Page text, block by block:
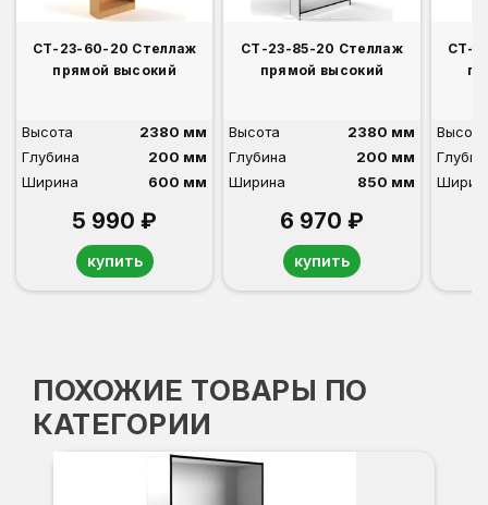
СТ-23-60-20 Стеллаж
прямой высокий
Высота
2380 мм
Глубина
200 мм
Ширина
600 мм
5 990 ₽
купить
СТ-23-85-20 Стеллаж
прямой высокий
Высота
2380 мм
Глубина
200 мм
Ширина
850 мм
6 970 ₽
купить
СТ-
Высота
ПОХОЖИЕ ТОВАРЫ ПО
КАТЕГОРИИ